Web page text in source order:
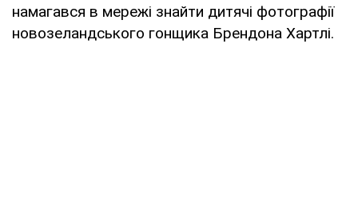
намагався в мережі знайти дитячі фотографії
новозеландського гонщика Брендона Хартлі.